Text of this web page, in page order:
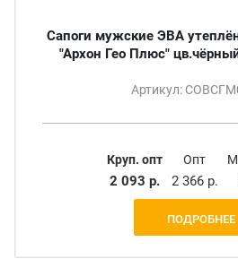
Сапоги мужские ЭВА
"Архон Гео Плюс"
Артикул:
Круп. опт
2 093 р.
Опт
2 366 р.
ПОДРОБНЕЕ